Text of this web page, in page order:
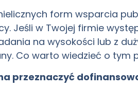
form wsparcia
Jeśli w Twojej firmie
na wysokości lub z
Co warto wiedzieć o tym
przeznaczyć